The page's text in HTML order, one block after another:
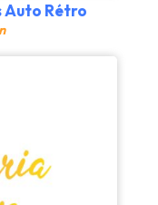
Auto Rétro